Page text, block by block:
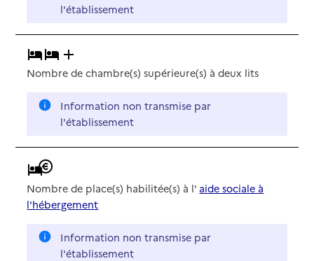
l'établissement
Nombre de chambre(s) supérieure(s) à deux lits
Information non transmise par
l'établissement
Nombre de place(s) habilitée(s) à l' aide sociale à
l'hébergement
Information non transmise par
l'établissement